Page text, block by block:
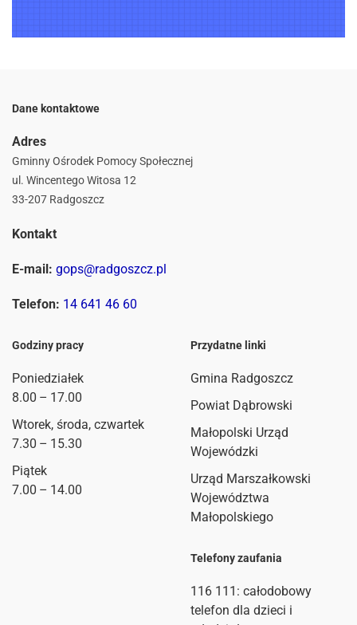
Dane kontaktowe
Adres
Gminny Ośrodek Pomocy Społecznej
ul. Wincentego Witosa 12
33-207 Radgoszcz
Kontakt
E-mail: gops@radgoszcz.pl
Telefon: 14 641 46 60
Godziny pracy
Poniedziałek
8.00 – 17.00
Wtorek, środa, czwartek
7.30 – 15.30
Piątek
7.00 – 14.00
Przydatne linki
Gmina Radgoszcz
Powiat Dąbrowski
Małopolski Urząd
Wojewódzki
Urząd Marszałkowski
Województwa
Małopolskiego
Telefony zaufania
116 111 : całodobowy
telefon dla dzieci i